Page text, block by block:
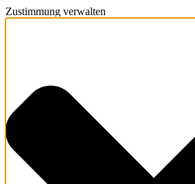
Zustimmung verwalten